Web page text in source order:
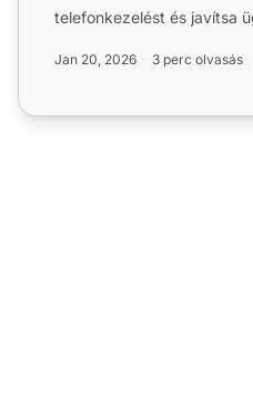
telefonkezelést és javítsa
Jan 20, 2026 3 perc olvasás